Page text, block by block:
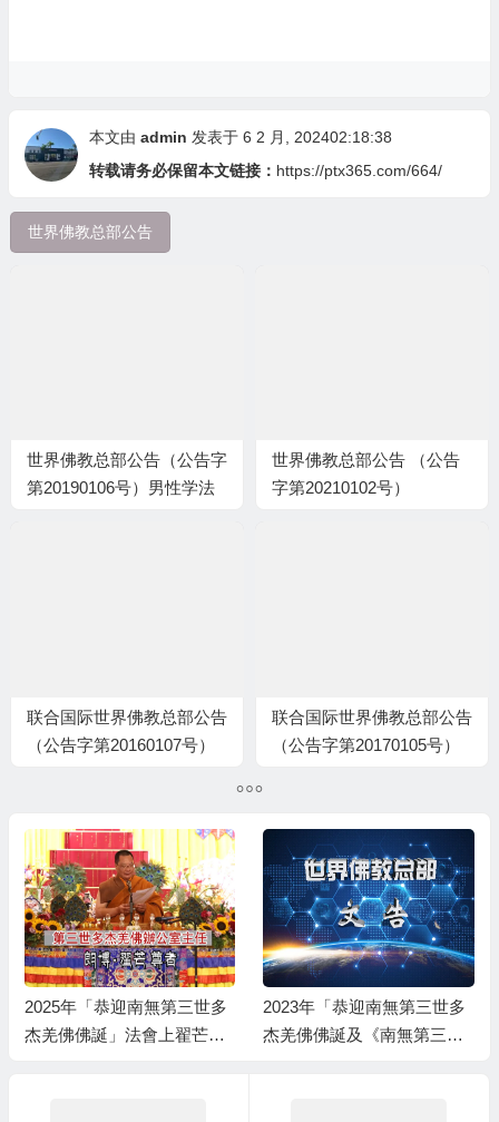
本文由 admin 发表于 6 2 月, 202402:18:38
转载请务必保留本文链接： https://ptx365.com/664/
世界佛教总部公告
世界佛教总部公告（公告字
第20190106号）男性学法
世界佛教总部公告 （公告
字第20210102号）
联合国际世界佛教总部公告
（公告字第20160107号）
联合国际世界佛教总部公告
（公告字第20170105号）
2025年「恭迎南無第三世多
杰羌佛佛誕」法會上翟芒尊
2023年「恭迎南無第三世多
杰羌佛佛誕及《南無第三世